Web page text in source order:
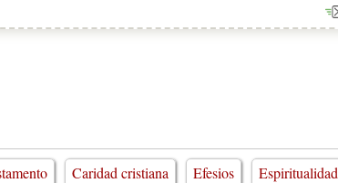
Caridad cristiana Efesios
Espiritualidad